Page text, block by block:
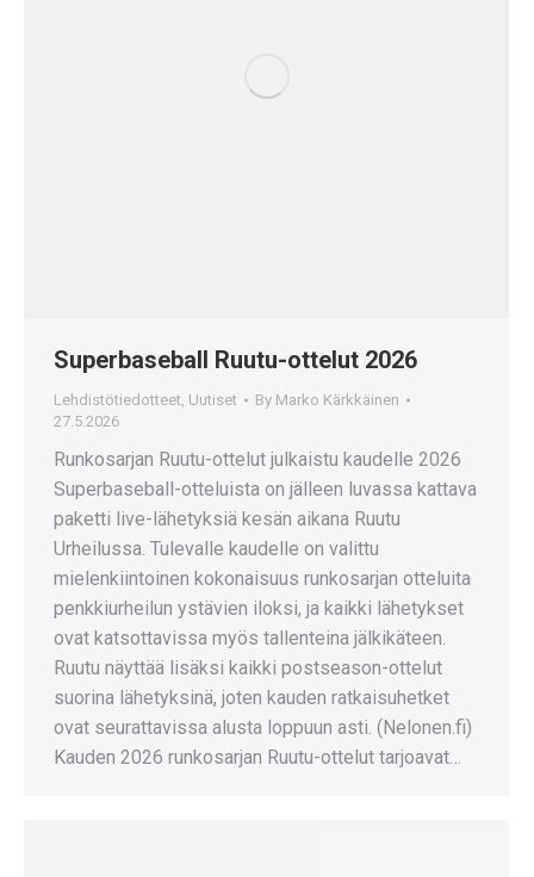
Superbaseball Ruutu-ottelut 2026
Lehdistötiedotteet, Uutiset By Marko Kärkkäinen
27.5.2026
Runkosarjan Ruutu-ottelut julkaistu kaudelle 2026
Superbaseball-otteluista on jälleen luvassa kattava
paketti live-lähetyksiä kesän aikana Ruutu
Urheilussa. Tulevalle kaudelle on valittu
mielenkiintoinen kokonaisuus runkosarjan otteluita
penkkiurheilun ystävien iloksi, ja kaikki lähetykset
ovat katsottavissa myös tallenteina jälkikäteen.
Ruutu näyttää lisäksi kaikki postseason-ottelut
suorina lähetyksinä, joten kauden ratkaisuhetket
ovat seurattavissa alusta loppuun asti. (Nelonen.fi)
Kauden 2026 runkosarjan Ruutu-ottelut tarjoavat…